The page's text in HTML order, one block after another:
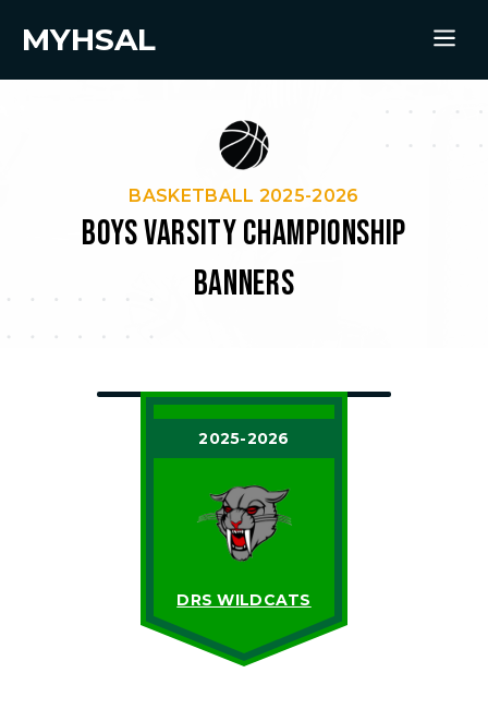
MYHSAL
BASKETBALL 2025-2026
BOYS VARSITY CHAMPIONSHIP
BANNERS
2025-2026
DRS WILDCATS